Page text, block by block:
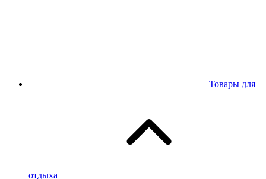
Товары для
отдыха